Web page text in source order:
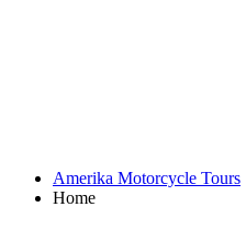
Amerika Motorcycle Tours
Home